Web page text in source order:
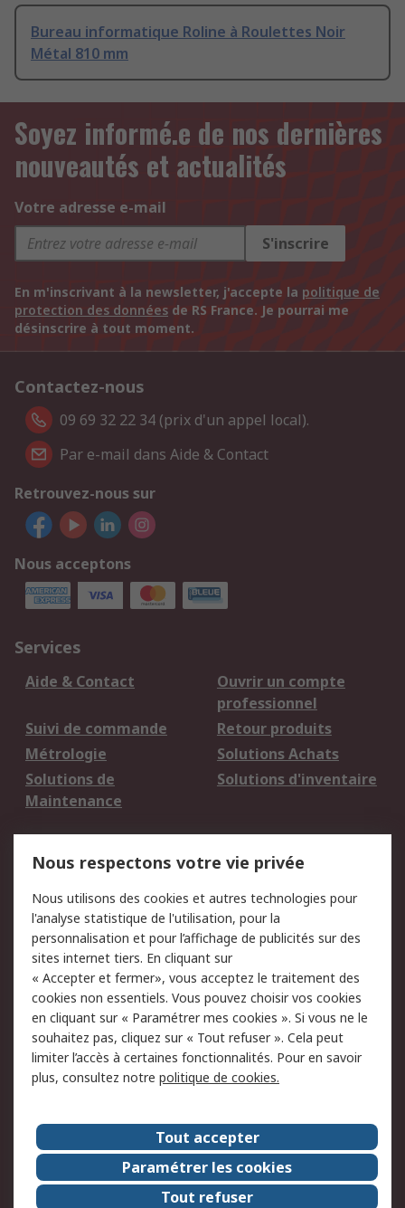
Bureau informatique Roline à Roulettes Noir
Métal 810 mm
Soyez informé.e de nos dernières
nouveautés et actualités
Votre adresse e-mail
S'inscrire
En m'inscrivant à la newsletter, j'accepte la politique de
protection des données de RS France. Je pourrai me
désinscrire à tout moment.
Contactez-nous
09 69 32 22 34 (prix d'un appel local).
Par e-mail dans Aide & Contact
Retrouvez-nous sur
Nous acceptons
Services
Aide & Contact
Ouvrir un compte
professionnel
Suivi de commande
Retour produits
Métrologie
Solutions Achats
Solutions de
Maintenance
Solutions d'inventaire
du site
Politique de protection
des données - Mise à
jour
Sécurité des E-mails
Conditions générales
de vente
Politique anti-
corruption
Campagnes marketing
A propos de RS
A propos de RS France
Evénements
Le groupe RS Group Plc
Presse
RS dans le monde
Démarche RSE
Nous rejoindre
RS Particuliers
Nous respectons votre vie privée
Nous utilisons des cookies et autres technologies pour
l'analyse statistique de l'utilisation, pour la
personnalisation et pour l’affichage de publicités sur des
sites internet tiers. En cliquant sur
« Accepter et fermer», vous acceptez le traitement des
cookies non essentiels. Vous pouvez choisir vos cookies
en cliquant sur « Paramétrer mes cookies ». Si vous ne le
souhaitez pas, cliquez sur « Tout refuser ». Cela peut
limiter l’accès à certaines fonctionnalités. Pour en savoir
plus, consultez notre politique de cookies.
Tout accepter
Paramétrer les cookies
Tout refuser